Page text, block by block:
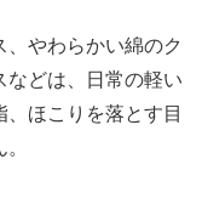
やわらかい綿のク
などは、日常の軽い
ほこりを落とす目